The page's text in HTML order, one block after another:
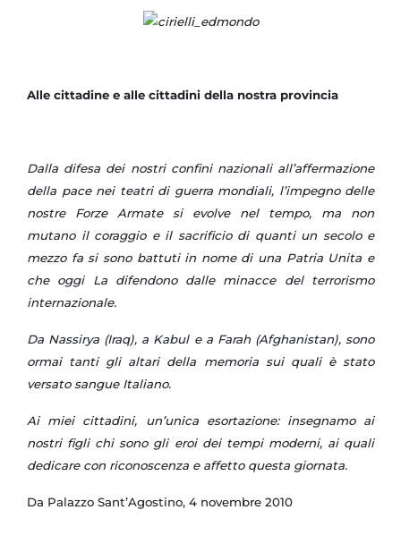
Alle cittadine e alle cittadini della nostra provincia
Dalla difesa dei nostri confini nazionali all’affermazione
della pace nei teatri di guerra mondiali, l’impegno delle
nostre Forze Armate si evolve nel tempo, ma non
mutano il coraggio e il sacrificio di quanti un secolo e
mezzo fa si sono battuti in nome di una Patria Unita e
che oggi La difendono dalle minacce del terrorismo
internazionale.
Da Nassirya (Iraq), a Kabul e a Farah (Afghanistan), sono
ormai tanti gli altari della memoria sui quali è stato
versato sangue Italiano.
Ai miei cittadini, un’unica esortazione: insegnamo ai
nostri figli chi sono gli eroi dei tempi moderni, ai quali
dedicare con riconoscenza e affetto questa giornata.
Da Palazzo Sant’Agostino, 4 novembre 2010